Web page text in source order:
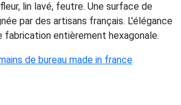
lin lavé, feutre. Une surface de
par des artisans français. L'élégance
fabrication entièrement hexagonale.
de bureau made in france